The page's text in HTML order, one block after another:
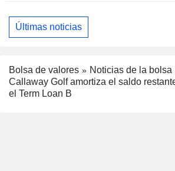
Últimas noticias
Bolsa de valores
Noticias de la bolsa
Callaway Golf amortiza el saldo
el Term Loan B